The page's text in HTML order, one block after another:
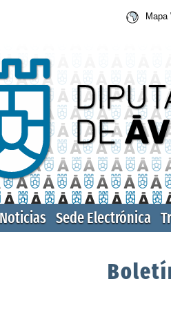
Mapa
Noticias Sede Electrónica